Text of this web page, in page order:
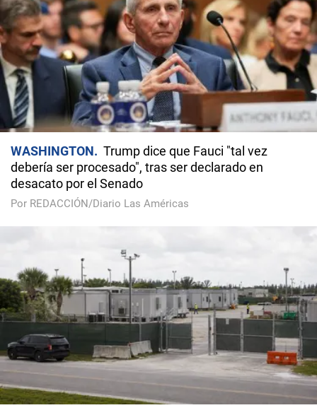
WASHINGTON
Trump dice que Fauci "tal vez
debería ser procesado", tras ser declarado en
desacato por el Senado
Por REDACCIÓN/Diario Las Américas